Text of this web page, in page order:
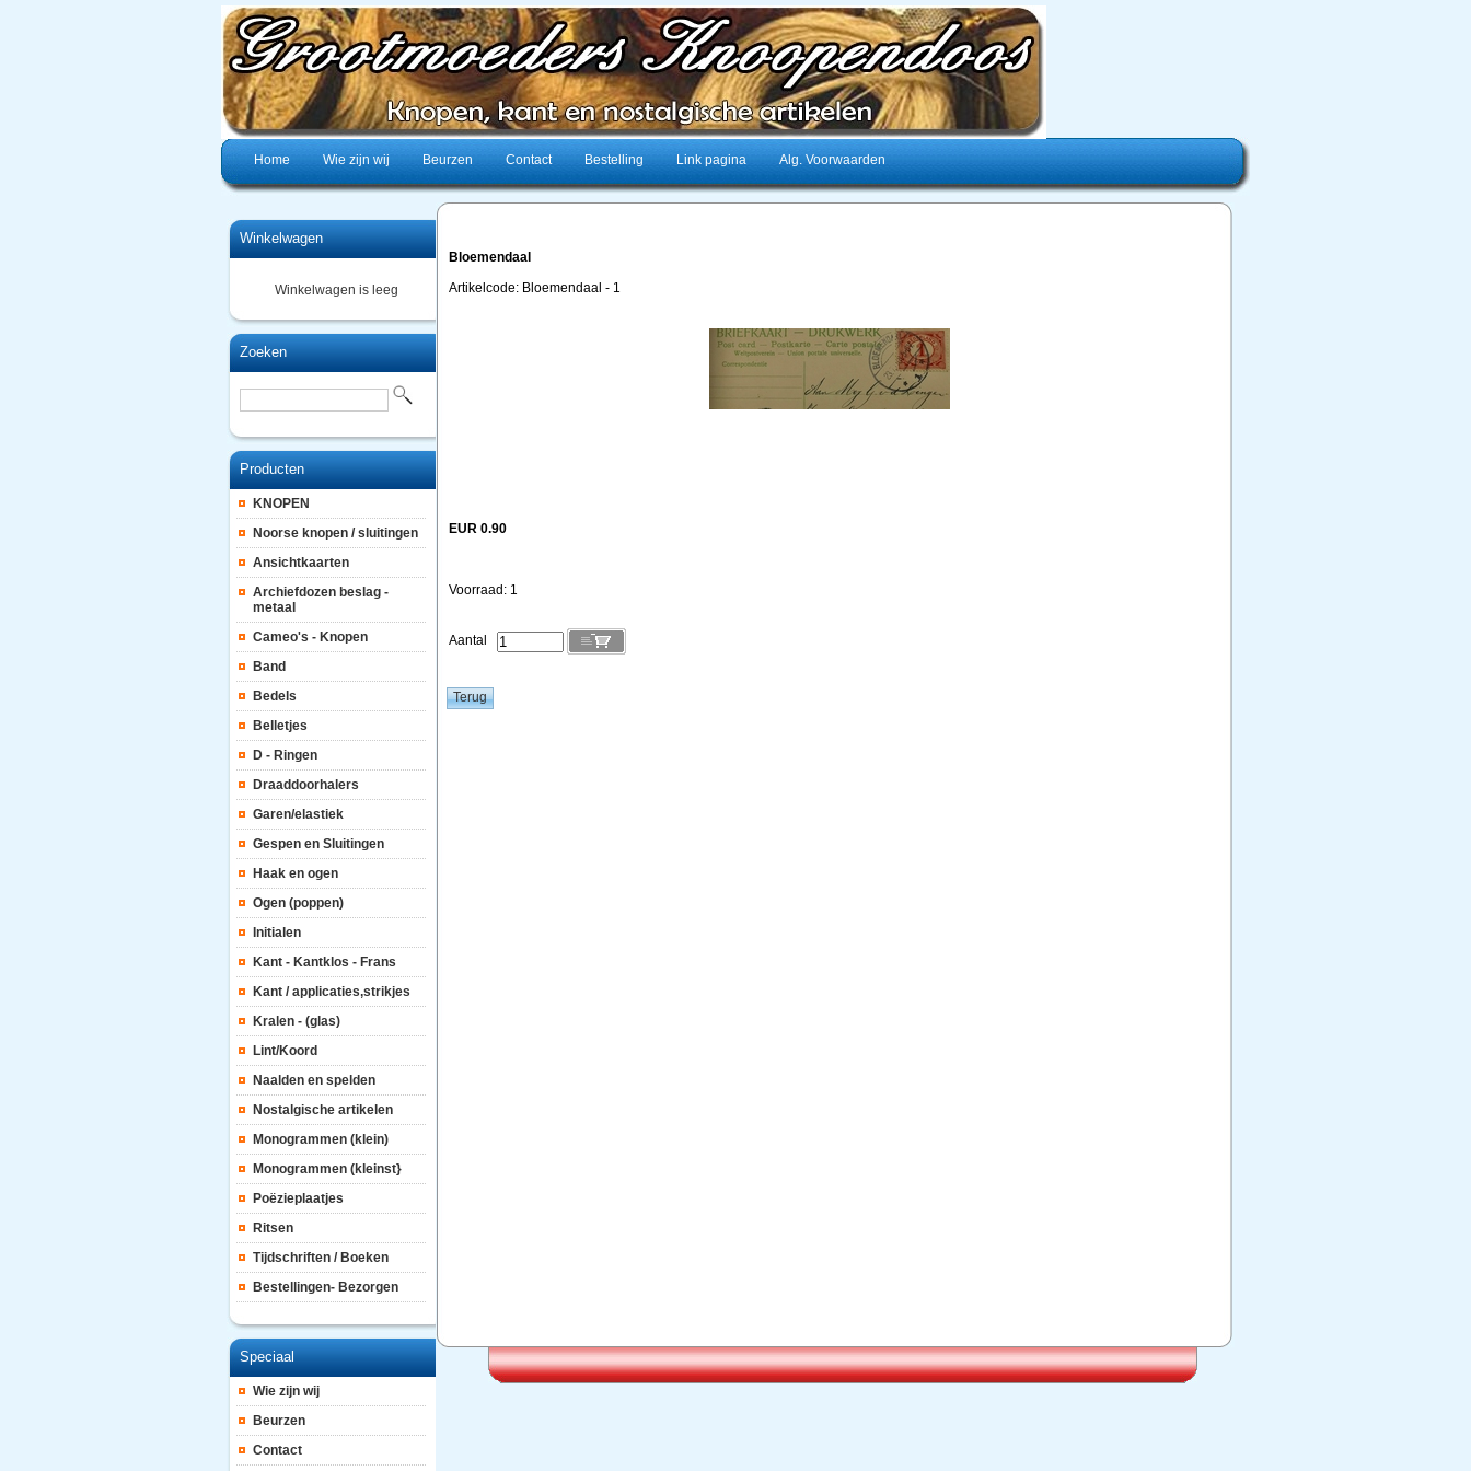
Home Wie zijn wij Beurzen Contact Bestelling Link pagina Alg. Voorwaarden
Winkelwagen
Winkelwagen is leeg
Zoeken
Producten
KNOPEN
Noorse knopen / sluitingen
Ansichtkaarten
Archiefdozen beslag -
metaal
Cameo's - Knopen
Band
Bedels
Belletjes
D - Ringen
Draaddoorhalers
Garen/elastiek
Gespen en Sluitingen
Haak en ogen
Ogen (poppen)
Initialen
Kant - Kantklos - Frans
Kant / applicaties,strikjes
Kralen - (glas)
Lint/Koord
Naalden en spelden
Nostalgische artikelen
Monogrammen (klein)
Monogrammen (kleinst}
Poëzieplaatjes
Ritsen
Tijdschriften / Boeken
Bestellingen- Bezorgen
Speciaal
Wie zijn wij
Beurzen
Contact
Bloemendaal
Artikelcode: Bloemendaal - 1
EUR 0.90
Voorraad: 1
Aantal